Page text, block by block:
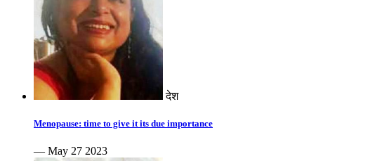
देश
Menopause: time to give it its due importance
— May 27 2023